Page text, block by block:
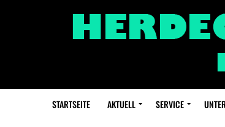
STARTSEITE AKTUELL SERVICE